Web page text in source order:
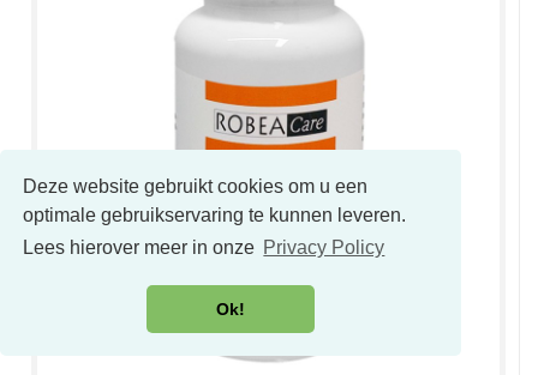
Deze website gebruikt cookies om u een
optimale gebruikservaring te kunnen leveren.
Lees hierover meer in onze Privacy Policy
Ok!